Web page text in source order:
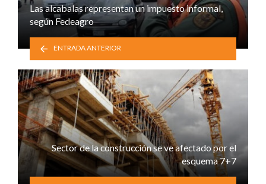
Las alcabalas representan un impuesto informal,
según Fedeagro
ENTRADA ANTERIOR
Sector de la construcción se ve afectado por el
esquema 7+7